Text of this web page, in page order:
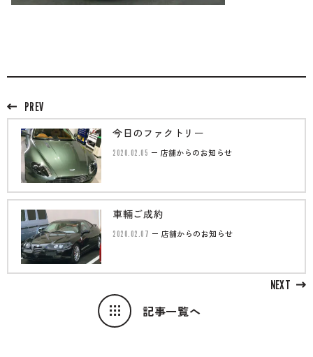
PREV
今日のファクトリー
2020.02.05 店舗からのお知らせ
記事一覧へ
NEXT
車輛ご成約
2020.02.07 店舗からのお知らせ